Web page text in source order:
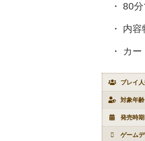
80
内容
カー
プレイ
対象年齢
発売時期
ゲーム